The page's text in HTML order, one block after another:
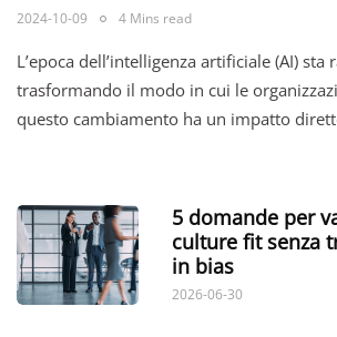
2024-10-09 4 Mins read
L’epoca dell’intelligenza artificiale (AI) sta
trasformando il modo in cui le
questo cambiamento ha un impatto
5 domande per
culture fit senza
in bias
2026-06-30